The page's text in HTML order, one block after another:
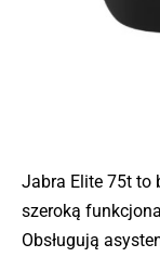
Jabra Elite 75t to
szeroką
Obsługują